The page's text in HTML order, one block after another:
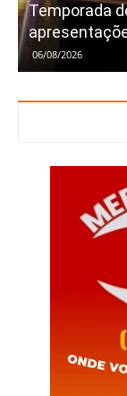
Temporada
06/08/2026